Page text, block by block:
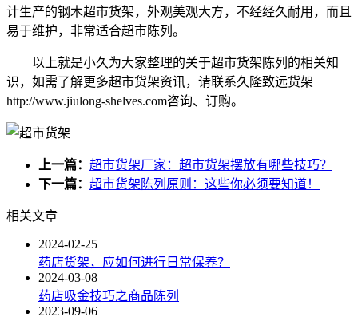
计生产的钢木超市货架，外观美观大方，不经经久耐用，而且
易于维护，非常适合超市陈列。
以上就是小久为大家整理的关于超市货架陈列的相关知
识，如需了解更多超市货架资讯，请联系久隆致远货架
http://www.jiulong-shelves.com咨询、订购。
上一篇： 超市货架厂家：超市货架摆放有哪些技巧？
下一篇： 超市货架陈列原则：这些你必须要知道！
相关文章
2024-02-25
药店货架，应如何进行日常保养？
2024-03-08
药店吸金技巧之商品陈列
2023-09-06